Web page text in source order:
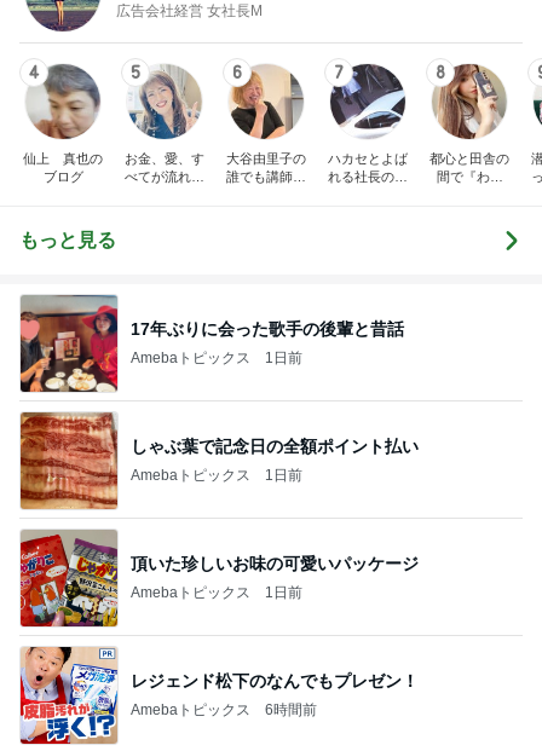
広告会社経営 女社長M
4
仙上 真也の
ブログ
5
お金、愛、す
べてが流れ込
6
大谷由里子の
誰でも講師ブ
7
ハカセとよば
れる社長のブ
8
都心と田舎の
間で『わた
もっと見る
17年ぶりに会った歌手の後輩と昔話
Amebaトピックス 1日前
しゃぶ葉で記念日の全額ポイント払い
Amebaトピックス 1日前
頂いた珍しいお味の可愛いパッケージ
Amebaトピックス 1日前
レジェンド松下のなんでもプレゼン！
Amebaトピックス 6時間前